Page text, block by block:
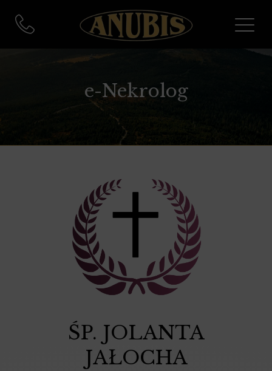
e-Nekrolog
ŚP. JOLANTA
JAŁOCHA